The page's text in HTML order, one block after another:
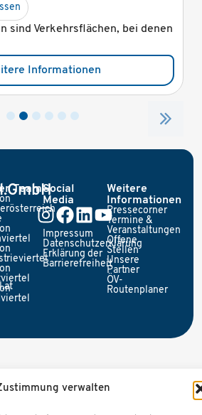
verwalten
sind Verkehrsflächen, bei denen
Informationen
TeamSocial
Media
Impressum
Datenschutzerklärung
Erklärung der
Barrierefreiheit
Weitere
Informationen
Pressecorner
Termine &
Veranstaltungen
Offene
Stellen
Unsere
Partner
ÖV-
Routenplaner